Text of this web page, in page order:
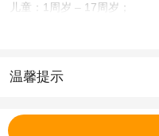
儿童：1周岁 – 17周岁；
本产品由青岛驿路同行国际旅行社
温馨提示
2.为普及旅游安全知识及旅游